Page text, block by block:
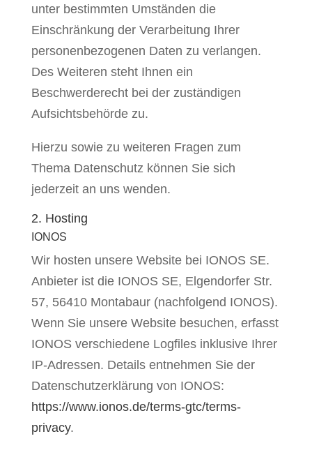
unter bestimmten Umständen die
Einschränkung der Verarbeitung Ihrer
personenbezogenen Daten zu verlangen.
Des Weiteren steht Ihnen ein
Beschwerderecht bei der zuständigen
Aufsichtsbehörde zu.
Hierzu sowie zu weiteren Fragen zum
Thema Datenschutz können Sie sich
jederzeit an uns wenden.
2. Hosting
IONOS
Wir hosten unsere Website bei IONOS SE.
Anbieter ist die IONOS SE, Elgendorfer Str.
57, 56410 Montabaur (nachfolgend IONOS).
Wenn Sie unsere Website besuchen, erfasst
IONOS verschiedene Logfiles inklusive Ihrer
IP-Adressen. Details entnehmen Sie der
Datenschutzerklärung von IONOS:
https://www.ionos.de/terms-gtc/terms-
privacy.